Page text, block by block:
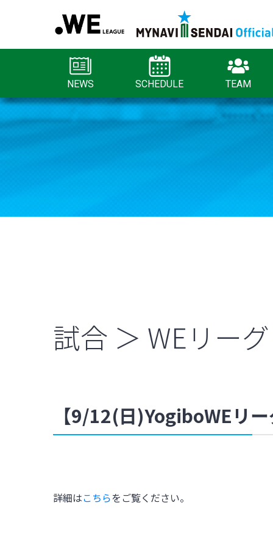
NEWS SCHEDULE TEAM
試合 ＞ WEリーグ
【9/12(日)YogiboWEリ
詳細はこちらをご覧ください。